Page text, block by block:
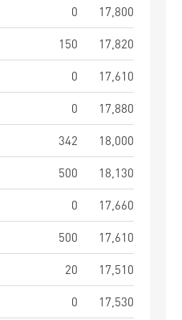
0
17,800
150
17,820
0
17,610
0
17,880
342
18,000
500
18,130
0
17,660
500
17,610
20
17,510
0
17,530